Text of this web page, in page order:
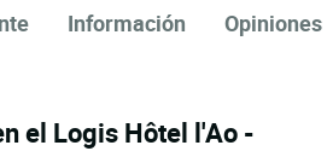
Información Opiniones
el Logis Hôtel l'Ao -